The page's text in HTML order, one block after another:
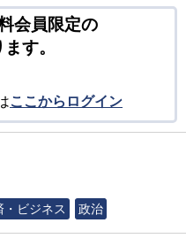
会員限定の
す。
ここからログイン
・ビジネス 政治